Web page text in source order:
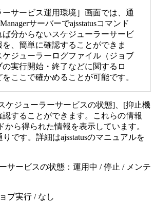
ーサービス運用環境］画面では、通
サーバーでajsstatusコマンド
ば分からないスケジューラーサービ
、簡単に確認することができま
ジューラーログファイル（ジョブ
実行開始・終了などに関するロ
ここで確かめることが可能です。
ケジューラーサービスの状態]、[抑止機
することができます。これらの情報
から得られた情報を表示しています。
です。詳細はajsstatusのマニュアルを
サービスの状態：運用中 / 停止 / メンテ
ブ実行 / なし